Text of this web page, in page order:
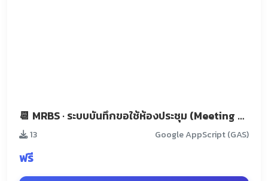
📆 MRBS · ระบบบันทึกขอใช้ห้องประชุม (Meeting Room Booking System)
13 Google AppScript (GAS)
ฟรี